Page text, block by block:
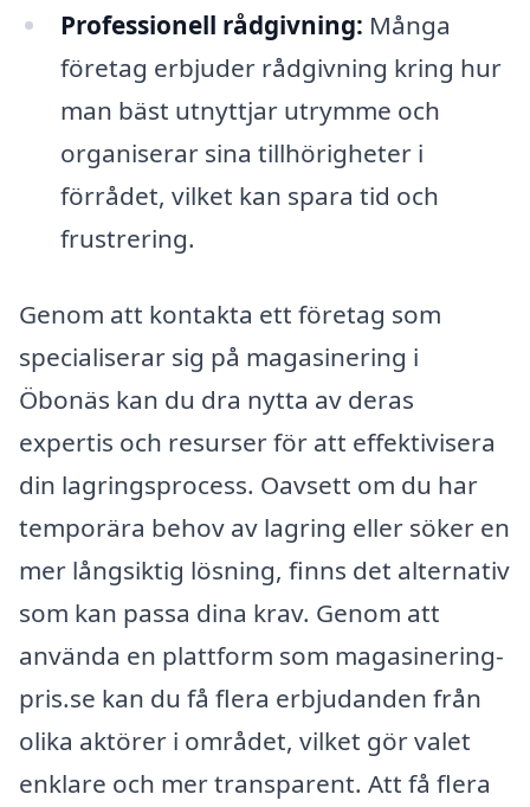
Professionell rådgivning: Många
företag erbjuder rådgivning kring hur
man bäst utnyttjar utrymme och
organiserar sina tillhörigheter i
förrådet, vilket kan spara tid och
frustrering.
Genom att kontakta ett företag som
specialiserar sig på magasinering i
Öbonäs kan du dra nytta av deras
expertis och resurser för att effektivisera
din lagringsprocess. Oavsett om du har
temporära behov av lagring eller söker en
mer långsiktig lösning, finns det alternativ
som kan passa dina krav. Genom att
använda en plattform som magasinering-
pris.se kan du få flera erbjudanden från
olika aktörer i området, vilket gör valet
enklare och mer transparent. Att få flera